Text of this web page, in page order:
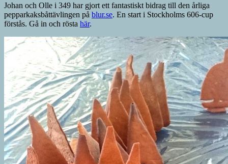
Johan och Olle i 349 har gjort ett fantastiskt bidrag till den årliga
pepparkaksbåttävlingen på blur.se. En start i Stockholms 606-cup
förstås. Gå in och rösta här.